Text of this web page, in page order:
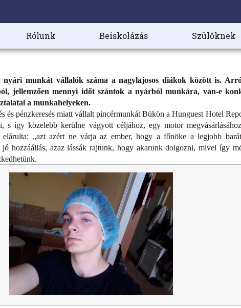
Rólunk Beiskolázás Szülőknek
munkát vállalók száma a nagylajosos diákok között is.
jellemzően mennyi időt szántok a nyárból munkára, van-e
a munkahelyeken.
és pénzkeresés miatt vállalt pincérmunkát Bükön a Hunguest Hotel
s így közelebb kerülne vágyott céljához, egy motor
elárulta: „azt azért ne várja az ember, hogy a főnöke a legjobb
hozzáállás, azaz lássák rajtunk, hogy akarunk dolgozni, mivel így